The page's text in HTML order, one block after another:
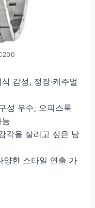
감성, 정장·캐주얼
성 우수, 오피스룩
각을 살리고 싶은 남
양한 스타일 연출 가